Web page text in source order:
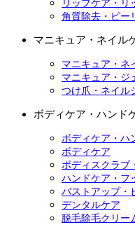
リップケア・リ
角質除去・ピー
マニキュア・ネイル
マニキュア・ネ
マニキュア・ジ
つけ爪・ネイル
ボディケア・ハンド
ボディケア・ハ
ボディケア
ボディスクラブ
ハンドケア・フ
バストアップ・
デンタルケア
脱毛除毛クリー